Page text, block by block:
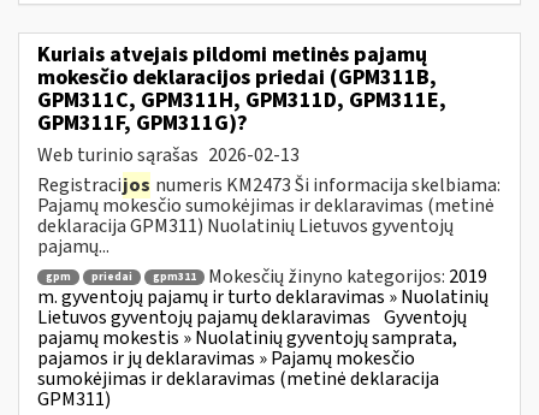
Kuriais atvejais pildomi metinės pajamų
mokesčio deklaracijos priedai (GPM311B,
GPM311C, GPM311H, GPM311D, GPM311E,
GPM311F, GPM311G)?
Web turinio sąrašas 2026-02-13
Registracijos numeris KM2473 Ši informacija skelbiama:
Pajamų mokesčio sumokėjimas ir deklaravimas (metinė
deklaracija GPM311) Nuolatinių Lietuvos gyventojų
pajamų...
gpm priedai gpm311 Mokesčių žinyno kategorijos: 2019
m. gyventojų pajamų ir turto deklaravimas » Nuolatinių
Lietuvos gyventojų pajamų deklaravimas Gyventojų
pajamų mokestis » Nuolatinių gyventojų samprata,
pajamos ir jų deklaravimas » Pajamų mokesčio
sumokėjimas ir deklaravimas (metinė deklaracija
GPM311)